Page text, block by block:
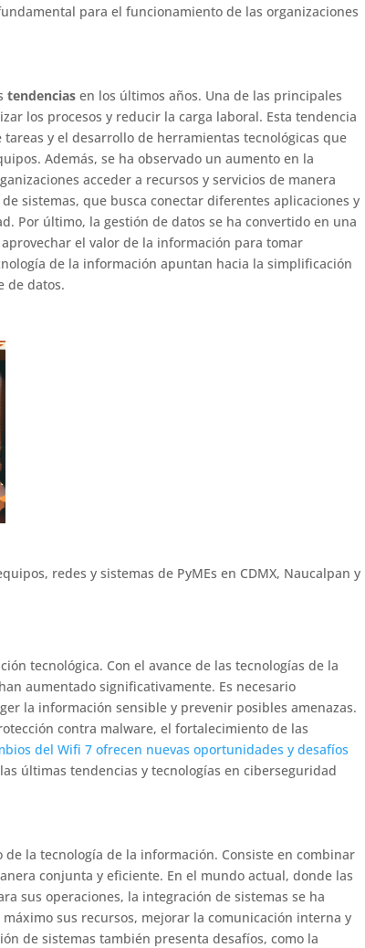
para el funcionamiento de las organizaciones
tendencias en los últimos años. Una de las principales
los procesos y reducir la carga laboral. Esta tendencia
y el desarrollo de herramientas tecnológicas que
Además, se ha observado un aumento en la
acceder a recursos y servicios de manera
sistemas, que busca conectar diferentes aplicaciones y
Por último, la gestión de datos se ha convertido en una
el valor de la información para tomar
de la información apuntan hacia la simplificación
de datos.
redes y sistemas de PyMEs en CDMX, Naucalpan y
tecnológica. Con el avance de las tecnologías de la
aumentado significativamente. Es necesario
la información sensible y prevenir posibles amenazas.
contra malware, el fortalecimiento de las
del Wifi 7 ofrecen nuevas oportunidades y desafíos
últimas tendencias y tecnologías en ciberseguridad
la tecnología de la información. Consiste en combinar
conjunta y eficiente. En el mundo actual, donde las
sus operaciones, la integración de sistemas se ha
sus recursos, mejorar la comunicación interna y
de sistemas también presenta desafíos, como la